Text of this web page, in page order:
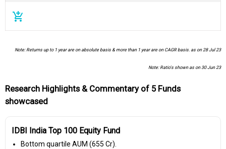
add_shopping_cart
Note: Returns up to 1 year are on absolute basis & more than 1 year are on CAGR basis. as on 28 Jul 23
Note: Ratio's shown as on 30 Jun 23
Research Highlights & Commentary of 5 Funds
showcased
IDBI India Top 100 Equity Fund
Bottom quartile AUM (₹655 Cr).